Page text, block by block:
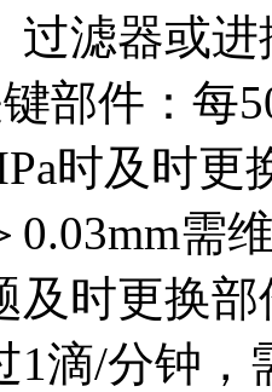
过滤器或
部件：每
时及时
0.03mm需
及时更换
1滴/分钟，